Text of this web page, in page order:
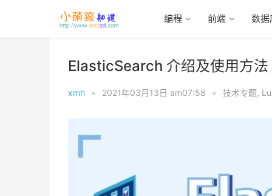
编程 前端 数据
首页> 技术专题 Lucene
ElasticSearch 介绍及使用方法
xmh • 2021年03月13日 am07:58 • 技术专题,